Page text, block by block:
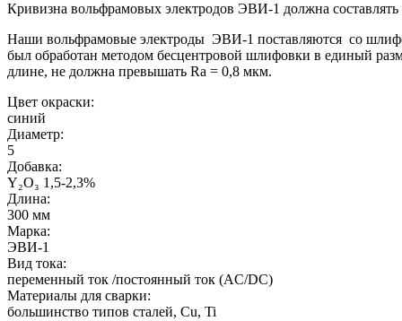
Кривизна вольфрамовых электродов ЭВИ-1 должна
Наши вольфрамовые электроды ЭВИ-1 поставляются со
был обработан методом бесцентровой шлифовки в единый
длине, не должна превышать Ra = 0,8 мкм.
Цвет окраски:
синий
Диаметр:
5
Добавка:
Y₂O₃ 1,5-2,3%
Длина:
300 мм
Марка:
ЭВИ-1
Вид тока:
переменный ток /постоянный ток (AC/DC)
Материалы для сварки:
большинство типов сталей, Cu, Ti